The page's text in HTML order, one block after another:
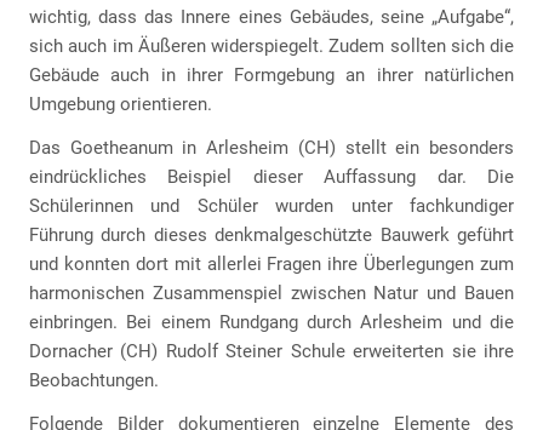
wichtig, dass das Innere eines Gebäudes, seine „Aufgabe“,
sich auch im Äußeren widerspiegelt. Zudem sollten sich die
Gebäude auch in ihrer Formgebung an ihrer natürlichen
Umgebung orientieren.
Das Goetheanum in Arlesheim (CH) stellt ein besonders
eindrückliches Beispiel dieser Auffassung dar. Die
Schülerinnen und Schüler wurden unter fachkundiger
Führung durch dieses denkmalgeschützte Bauwerk geführt
und konnten dort mit allerlei Fragen ihre Überlegungen zum
harmonischen Zusammenspiel zwischen Natur und Bauen
einbringen. Bei einem Rundgang durch Arlesheim und die
Dornacher (CH) Rudolf Steiner Schule erweiterten sie ihre
Beobachtungen.
Folgende Bilder dokumentieren einzelne Elemente des